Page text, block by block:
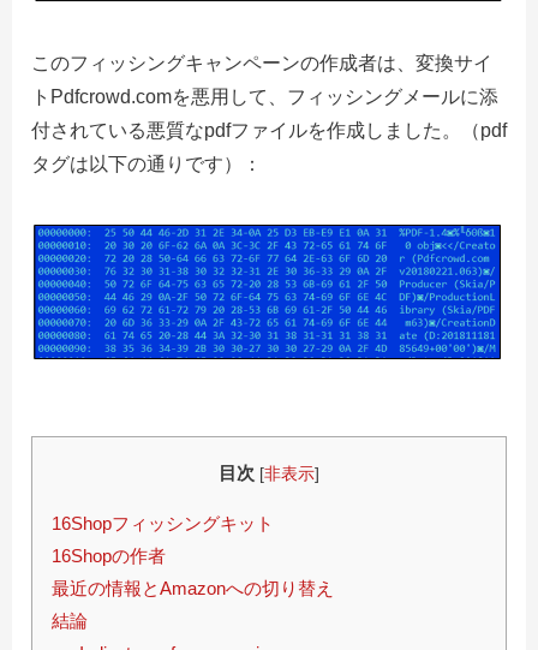
このフィッシングキャンペーンの作成者は、変換サイ
トPdfcrowd.comを悪用して、フィッシングメールに添
付されている悪質なpdfファイルを作成しました。
（pdf
タグは以下の通りです）：
目次 [非表示]
16Shopフィッシングキット
16Shopの作者
最近の情報とAmazonへの切り替え
結論